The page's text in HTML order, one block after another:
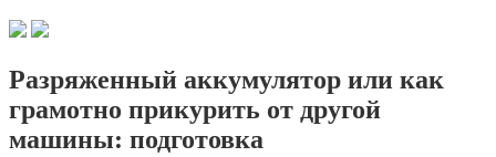
Разряженный аккумулятор или как
грамотно прикурить от другой
машины: подготовка